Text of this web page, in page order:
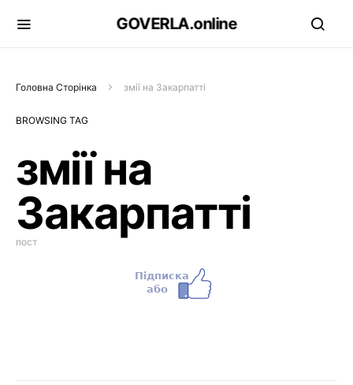
GOVERLA.online
Головна Сторінка змії на Закарпатті
BROWSING TAG
змії на
Закарпатті
пост